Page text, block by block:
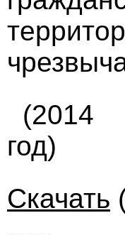
(2014
год)
Скачать